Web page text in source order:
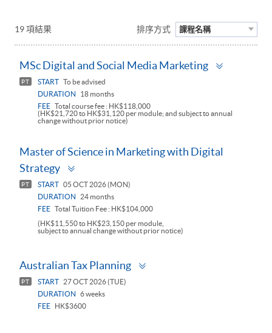
19 項結果 排序方式 課程名稱
MSc Digital and Social Media Marketing
PT START To be advised
DURATION
18 months
FEE Total course fee : HK$118,000
(HK$21,720 to HK$31,120 per module; and subject to annual
change without prior notice)
Master of Science in Marketing with Digital
Strategy
PT START 05 OCT 2026 (MON)
DURATION
24 months
FEE Total Tuition Fee : HK$104,000
(HK$11,550 to HK$23,150 per module,
subject to annual change without prior notice)
Australian Tax Planning
PT START
27 OCT 2026 (TUE)
DURATION
6 weeks
FEE
HK$3600